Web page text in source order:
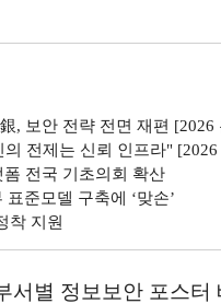
, 보안 전략 전면 재편
전제는 신뢰 인프라"
전국 기초의회 확산
준모델 구축에 ‘맞손’
착 지원
서별 정보보안 포스